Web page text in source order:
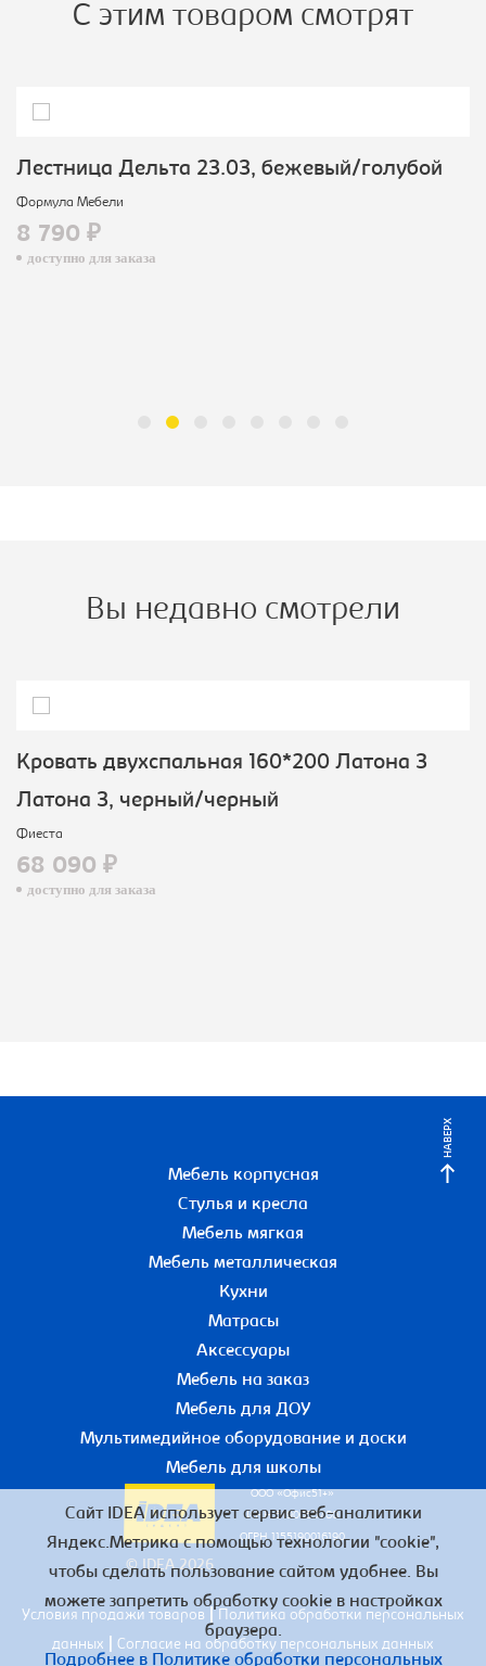
С этим товаром смотрят
Лестница Дельта 23.03, бежевый/голубой
Формула Мебели
8 790 ₽
доступно для заказа
Вы недавно смотрели
Кровать двухспальная 160*200 Латона 3
Латона 3, черный/черный
Фиеста
68 090 ₽
доступно для заказа
НАВЕРХ
Мебель корпусная
Стулья и кресла
Мебель мягкая
Мебель металлическая
Кухни
Матрасы
Аксессуары
Мебель на заказ
Мебель для ДОУ
Мультимедийное оборудование и доски
Мебель для школы
© IDEA 2026
ООО «Офис51+»
ИНН 5190055780
ОГРН 1155190016190
Условия продажи товаров | Политика обработки персональных
данных
Согласие на обработку персональных данных
Сайт IDEA использует сервис веб-аналитики
Яндекс.Метрика с помощью технологии "cookie",
чтобы сделать пользование сайтом удобнее. Вы
можете запретить обработку cookie в настройках
браузера.
Подробнее в Политике обработки персональных